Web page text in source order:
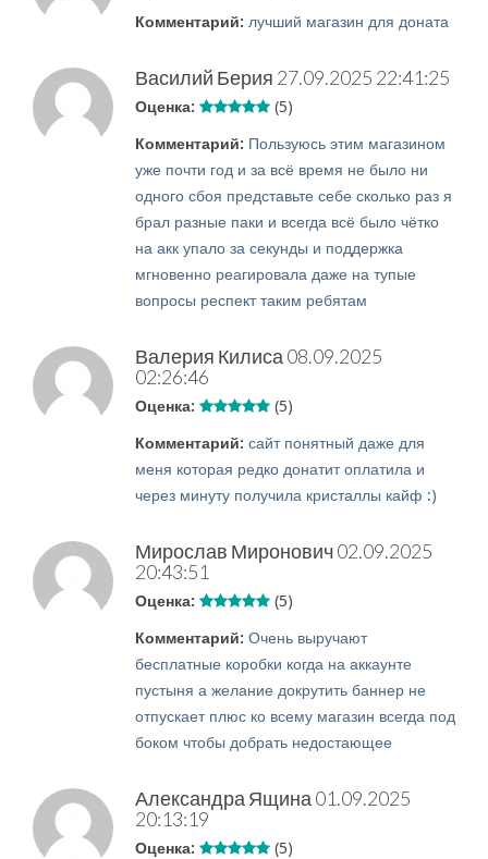
Комментарий: лучший магазин для доната
Василий Берия 27.09.2025 22:41:25
Оценка: (5)
Комментарий: Пользуюсь этим магазином
уже почти год и за всё время не было ни
одного сбоя представьте себе сколько раз я
брал разные паки и всегда всё было чётко
на акк упало за секунды и поддержка
мгновенно реагировала даже на тупые
вопросы респект таким ребятам
Валерия Килиса 08.09.2025
02:26:46
Оценка: (5)
Комментарий: сайт понятный даже для
меня которая редко донатит оплатила и
через минуту получила кристаллы кайф :)
Мирослав Миронович02.09.2025
20:43:51
Оценка: (5)
Комментарий: Очень выручают
бесплатные коробки когда на аккаунте
пустыня а желание докрутить баннер не
отпускает плюс ко всему магазин всегда под
боком чтобы добрать недостающее
Александра Ящина 01.09.2025
20:13:19
Оценка: (5)